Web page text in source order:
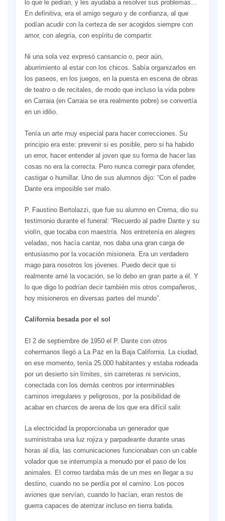
lo que le pedían, y les ayudaba a resolver sus problemas…
En definitiva, era el amigo seguro y de confianza, al que
podían acudir con la certeza de ser acogidos siempre con
amor, con alegría, con espíritu de compartir.
Ni una sola vez expresó cansancio o, peor aún,
aburrimiento al estar con los chicos. Sabía organizarlos en
los paseos, en los juegos, en la puesta en escena de obras
de teatro o de recitales, de modo que incluso la vida pobre
en Carraia (en Carraia se era realmente pobre) se convertía
en un idilio.
Tenía un arte muy especial para hacer correcciones. Su
principio era este: prevenir si es posible, pero si ha habido
un error, hacer entender al joven que su forma de hacer las
cosas no era la correcta. Pero nunca corregir para ofender,
castigar o humillar. Uno de sus alumnos dijo: “Con el padre
Dante era imposible ser malo.
P. Faustino Bertolazzi, que fue su alumno en Crema, dio su
testimonio durante el funeral: “Recuerdo al padre Dante y su
violín, que tocaba con maestría. Nos entretenía en alegres
veladas, nos hacía cantar, nos daba una gran carga de
entusiasmo por la vocación misionera. Era un verdadero
mago para nosotros los jóvenes. Puedo decir que si
realmente amé la vocación, se lo debo en gran parte a él. Y
lo que digo lo podrían decir también mis otros compañeros,
hoy misioneros en diversas partes del mundo”.
California besada por el sol
El 2 de septiembre de 1950 el P. Dante con otros
cohermanos llegó a La Paz en la Baja California. La ciudad,
en ese momento, tenía 25.000 habitantes y estaba rodeada
por un desierto sin límites, sin carreteras ni servicios,
conectada con los demás centros por interminables
caminos irregulares y peligrosos, por la posibilidad de
acabar en charcos de arena de los que era difícil salir.
La electricidad la proporcionaba un generador que
suministraba una luz rojiza y parpadeante durante unas
horas al día, las comunicaciones funcionaban con un cable
volador que se interrumpía a menudo por el paso de los
animales. El correo tardaba más de un mes en llegar a su
destino, cuando no se perdía por el camino. Los pocos
aviones que servían, cuando lo hacían, eran restos de
guerra capaces de aterrizar incluso en tierra batida.